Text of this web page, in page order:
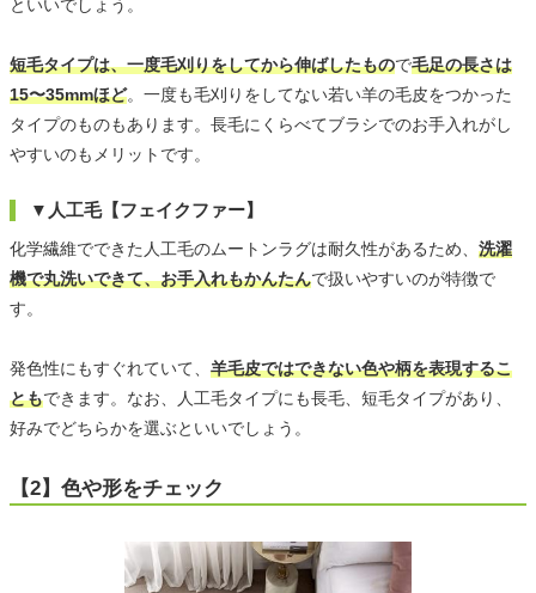
といいでしょう。
短毛タイプは、一度毛刈りをしてから伸ばしたもので毛足の長さは
15〜35mmほど。一度も毛刈りをしてない若い羊の毛皮をつかった
タイプのものもあります。長毛にくらべてブラシでのお手入れがし
やすいのもメリットです。
▼人工毛【フェイクファー】
化学繊維でできた人工毛のムートンラグは耐久性があるため、 洗濯
機で丸洗いできて、お手入れもかんたんで扱いやすいのが特徴で
す。
発色性にもすぐれていて、 羊毛皮ではできない色や柄を表現するこ
ともできます。なお、人工毛タイプにも長毛、短毛タイプがあり、
好みでどちらかを選ぶといいでしょう。
【2】色や形をチェック